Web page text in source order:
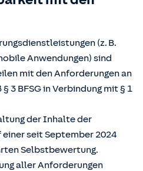
(z. B.
Anwendungen) sind
mit den Anforderungen an
3 BFSG in Verbindung mit § 1
der Inhalte der
seit September 2024
Selbstbewertung.
aller Anforderungen